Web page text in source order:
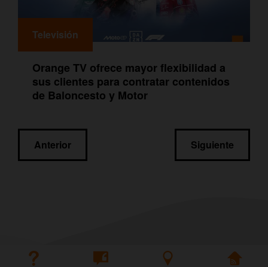
Televisión
Orange TV ofrece mayor flexibilidad a
sus clientes para contratar contenidos
de Baloncesto y Motor
Navegación
de
Anterior Siguiente